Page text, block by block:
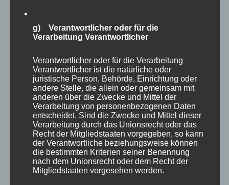
CURA SPORT COOLNESS
46,84€ Enthält 7% Mehrwertsteuer zzgl. Versand
Lieferzeit: sofort lieferbar
In den Warenkorb Details
g) Verantwortlicher oder für die
Verarbeitung Verantwortlicher
Verantwortlicher oder für die Verarbeitung
Verantwortlicher ist die natürliche oder
juristische Person, Behörde, Einrichtung oder
andere Stelle, die allein oder gemeinsam mit
anderen über die Zwecke und Mittel der
Verarbeitung von personenbezogenen Daten
entscheidet. Sind die Zwecke und Mittel dieser
Verarbeitung durch das Unionsrecht oder das
Recht der Mitgliedstaaten vorgegeben, so kann
der Verantwortliche beziehungsweise können
die bestimmten Kriterien seiner Benennung
nach dem Unionsrecht oder dem Recht der
Mitgliedstaaten vorgesehen werden.